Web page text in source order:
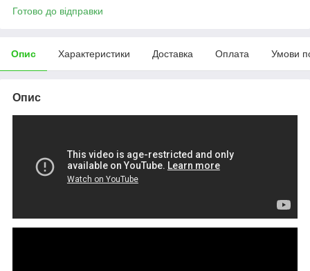
Готово до відправки
Опис Характеристики Доставка Оплата Умови
Опис